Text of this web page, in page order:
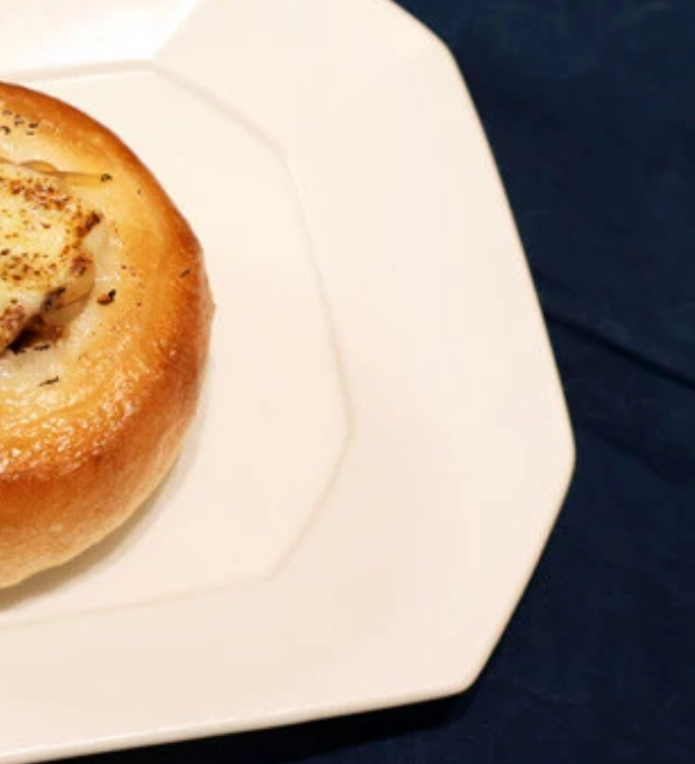
い具材はこの時点で一緒に入れるとよい。油揚げ、シイタケ、かまぼこなど、お
ープを移そう。また、あらかじめチーズインハンバーグをレンジで温めておき、
ターで焼く。チーズがとろけてこんがりと焦げ目がつき、スープがグツグツと煮
絡めながら食べると肉感がアップして爆裂にウマくなる。デミソースとチーズの